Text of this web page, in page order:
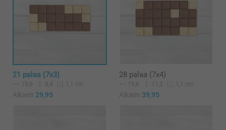
21 palaa (7x3)
19,6 8,4 1,1 cm
Alkaen 29,95
28 palaa (7x4)
19,6 11,2 1,1 cm
Alkaen 39,95